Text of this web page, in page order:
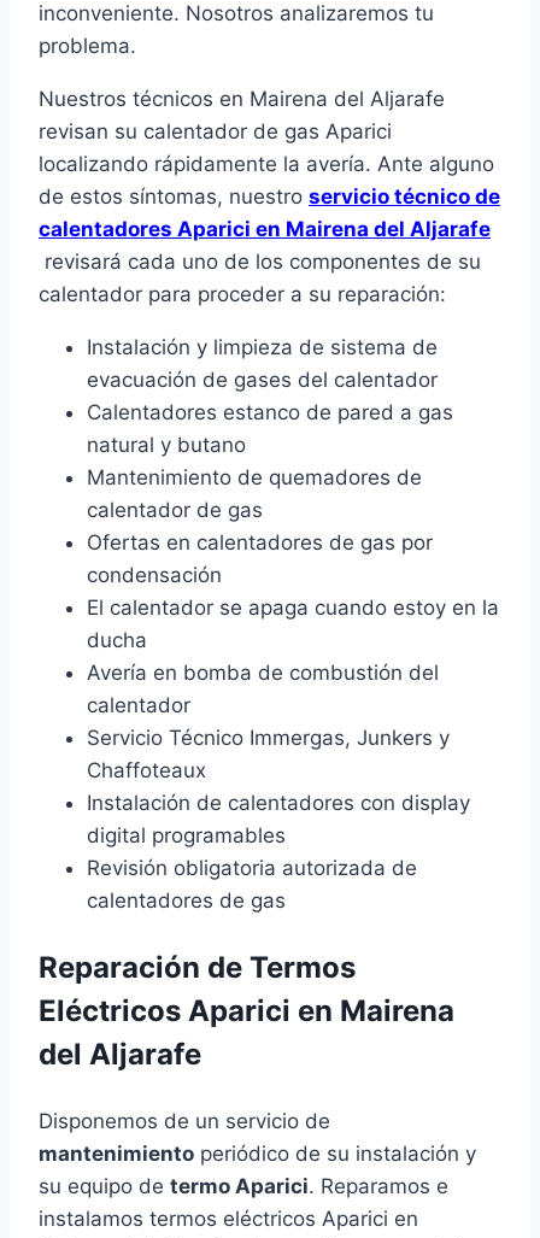
inconveniente. Nosotros analizaremos tu
problema.
Nuestros técnicos en Mairena del Aljarafe
revisan su calentador de gas Aparici
localizando rápidamente la avería. Ante alguno
de estos síntomas, nuestro servicio técnico de
calentadores Aparici en Mairena del Aljarafe
revisará cada uno de los componentes de su
calentador para proceder a su reparación:
Instalación y limpieza de sistema de
evacuación de gases del calentador
Calentadores estanco de pared a gas
natural y butano
Mantenimiento de quemadores de
calentador de gas
Ofertas en calentadores de gas por
condensación
El calentador se apaga cuando estoy en la
ducha
Avería en bomba de combustión del
calentador
Servicio Técnico Immergas, Junkers y
Chaffoteaux
Instalación de calentadores con display
digital programables
Revisión obligatoria autorizada de
calentadores de gas
Reparación de Termos
Eléctricos Aparici en Mairena
del Aljarafe
Disponemos de un servicio de
mantenimiento periódico de su instalación y
su equipo de termo Aparici. Reparamos e
instalamos termos eléctricos Aparici en